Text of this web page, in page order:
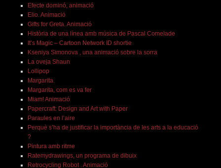
Efecte dominó, animació
Elio. Animació
Gifts for Greta. Animació
Història de una línea amb música de Pascal Comelade
It’s Magic – Cartoon Network ID shortie
Kseniya Simonova , una animació sobre la sorra
La oveja Shaun
Lollipop
Margarita
Margarita, com es va fer
Miam! Animació
Papercraft: Design and Art with Paper
Paraules en l’aire
Perquè s’ha de justificar la importància de les arts a la educació
?
Pintura amb ritme
Ratemydrawings, un programa de dibuix
Retrocycling Robot . Animació